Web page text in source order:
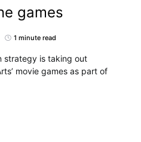
games
1 minute read
strategy is taking out
movie games as part of